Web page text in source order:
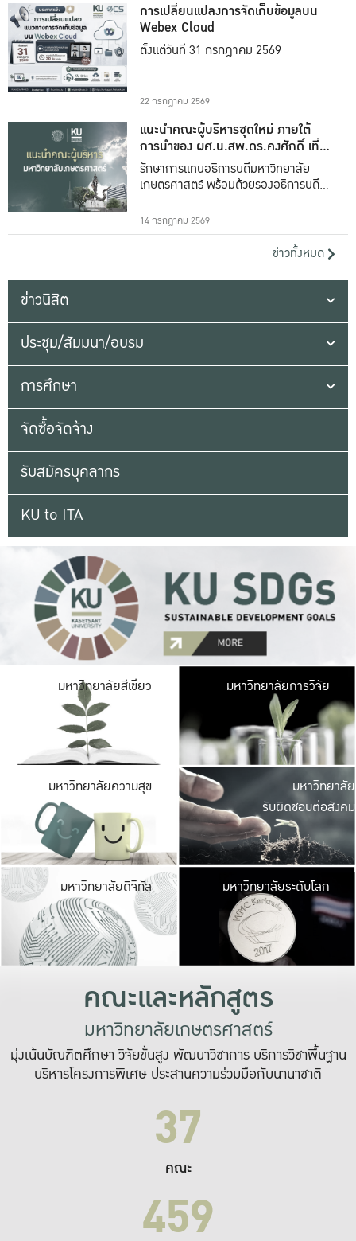
การเปลี่ยนแปลงการจัดเก็บข้อมูลบน
Webex Cloud
ตั้งแต่วันที่ 31 กรกฎาคม 2569
22 กรกฎาคม 2569
แนะนำคณะผู้บริหารชุดใหม่ ภายใต้
การนำของ ผศ.น.สพ.ดร.คงศักดิ์ เที่ยง
ธรรม
รักษาการแทนอธิการบดีมหาวิทยาลัย
เกษตรศาสตร์ พร้อมด้วยรองอธิการบดีทั้ง
14 กรกฎาคม 2569
ข่าวทั้งหมด
ข่าวนิสิต
ประชุม/สัมมนา/อบรม
การศึกษา
จัดซื้อจัดจ้าง
รับสมัครบุคลากร
KU to ITA
มหาวิทยาลัยสีเขียว มหาวิ
มีพื้นที่เขียวสดใส
เป็นป่าในเมือง เกษต
มหาวิทยาลัยการวิจัย
มหาวิทยาลัยความสุข มหาวิ
ค
เปิดประ
และพบเรื่องราวใ
มหาวิทยาลัย
รับผิดชอบต่อสังคม
มหาวิทยาลัยดิจิทัล มหาวิ
เปลี่ยนแปลง แล
เพื่อทำง
ระบบสารสนเทศ
มหาวิทยาลัยระดับโลก
คณะและหลักสูตร
มหาวิทยาลัยเกษตรศาสตร์
มุ่งเน้นบัณฑิตศึกษา วิจัยขั้นสูง พัฒนาวิชาการ บริการวิชาพื้นฐาน
บริหารโครงการพิเศษ ประสานความร่วมมือกับนานาชาติ
37
คณะ
459